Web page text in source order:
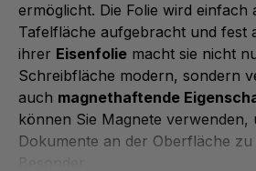
ermöglicht. Die Folie wird einfach
Tafelfläche aufgebracht und fest
ihrer Eisenfolie macht sie nicht
Schreibfläche modern, sondern
auch magnethaftende
können Sie Magnete verwenden,
Dokumente an der Oberfläche zu